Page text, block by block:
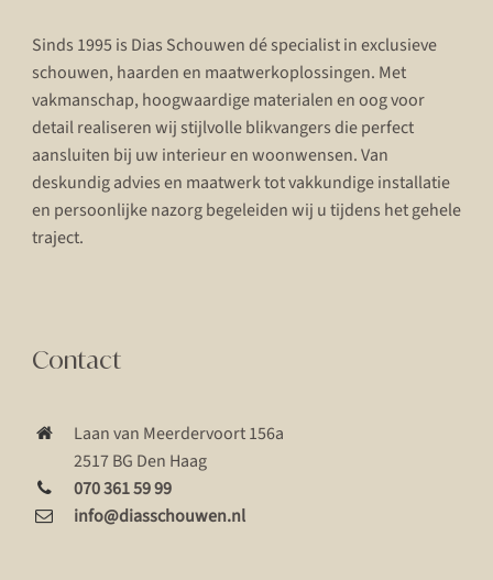
Sinds 1995 is Dias Schouwen dé specialist in exclusieve
schouwen, haarden en maatwerkoplossingen. Met
vakmanschap, hoogwaardige materialen en oog voor
detail realiseren wij stijlvolle blikvangers die perfect
aansluiten bij uw interieur en woonwensen. Van
deskundig advies en maatwerk tot vakkundige installatie
en persoonlijke nazorg begeleiden wij u tijdens het gehele
traject.
Contact
Laan van Meerdervoort 156a
2517 BG Den Haag
070 361 59 99
info@diasschouwen.nl